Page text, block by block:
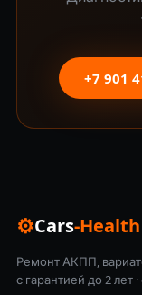
+7 901
⚙Cars-Health
Ремонт АКПП,
с гарантией до 2 лет